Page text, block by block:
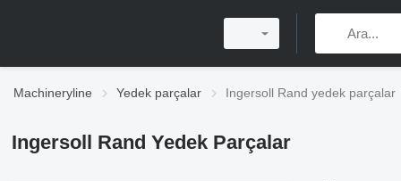
Machineryline Yedek parçalar Ingersoll Rand yedek parçalar
Ingersoll Rand Yedek Parçalar